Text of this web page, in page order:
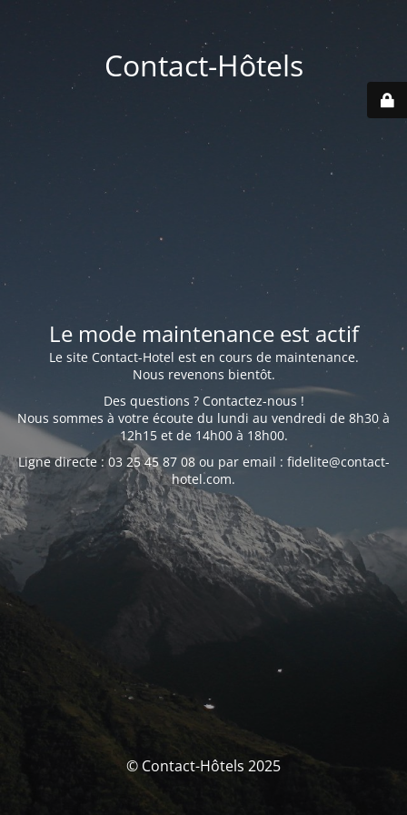
Contact-Hôtels
Le mode maintenance est actif
Le site Contact-Hotel est en cours de maintenance.
Nous revenons bientôt.
Des questions ? Contactez-nous !
Nous sommes à votre écoute du lundi au vendredi de 8h30 à
12h15 et de 14h00 à 18h00.
Ligne directe : 03 25 45 87 08 ou par email : fidelite@contact-
hotel.com.
© Contact-Hôtels 2025